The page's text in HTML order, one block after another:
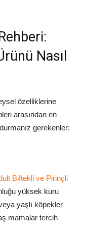
Nasıl
özelliklerine
arasından en
gerekenler:
Biftekli ve Pirinçli
yüksek kuru
yaşlı köpekler
mamalar tercih